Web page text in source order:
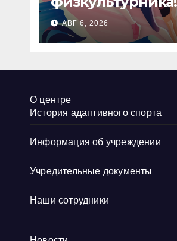
АВГ 6, 2026
О центре
История адаптивного спорта
Информация об учреждении
Учредительные документы
Наши сотрудники